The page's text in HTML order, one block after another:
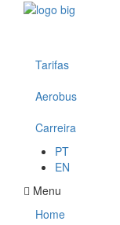
Tarifas
Aerobus
Carreira
PT
EN
Menu
Home